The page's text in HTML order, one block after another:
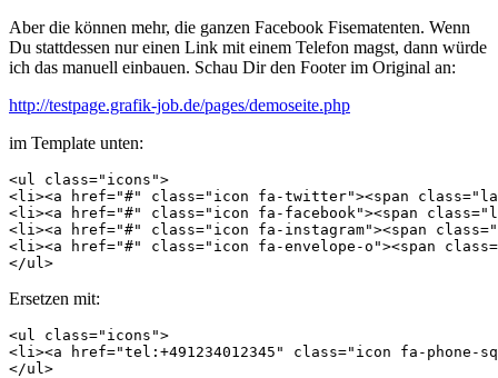
Aber die können mehr, die ganzen Facebook Fisematenten. Wenn
Du stattdessen nur einen Link mit einem Telefon magst, dann würde
ich das manuell einbauen. Schau Dir den Footer im Original an:
http://testpage.grafik-job.de/pages/demoseite.php
im Template unten:
<ul class="icons">
<li><a href="#" class="icon fa-twitter"><span
<li><a href="#" class="icon fa-facebook"><span
<li><a href="#" class="icon fa-instagram"><span
<li><a href="#" class="icon fa-envelope-o"><span
</ul>
Ersetzen mit:
<ul class="icons">
<li><a href="tel:+491234012345" class="icon fa-phone-
</ul>